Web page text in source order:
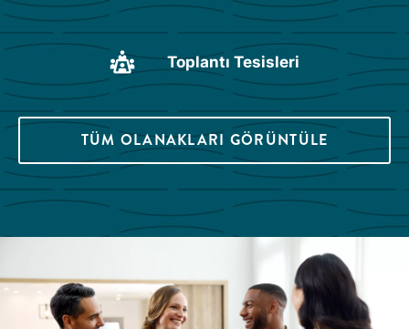
Toplantı Tesisleri
TÜM OLANAKLARI GÖRÜNTÜLE